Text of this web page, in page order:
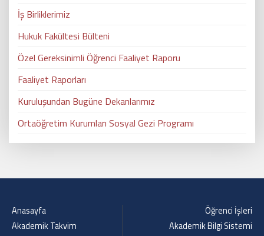
İş Birliklerimiz
Hukuk Fakültesi Bülteni
Özel Gereksinimli Öğrenci Faaliyet Raporu
Faaliyet Raporları
Kuruluşundan Bugüne Dekanlarımız
Ortaöğretim Kurumları Sosyal Gezi Programı
Anasayfa
Akademik Takvim
Öğrenci İşleri
Akademik Bilgi Sistemi